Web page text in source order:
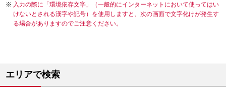
入力の際に「環境依存文字」（一般的にインターネットにおいて使ってはい
けないとされる漢字や記号）を使用しますと、次の画面で文字化けが発生す
る場合がありますのでご注意ください。
エリアで検索